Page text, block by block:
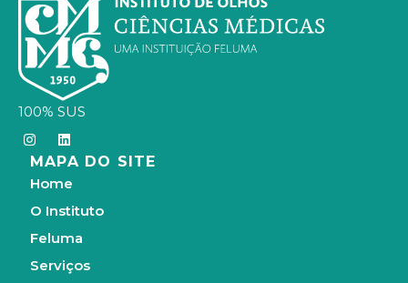
100% SUS
I
n
s
t
a
g
r
a
m
L
i
n
e
d
i
MAPA DO SITE
Home
O Instituto
Feluma
Serviços